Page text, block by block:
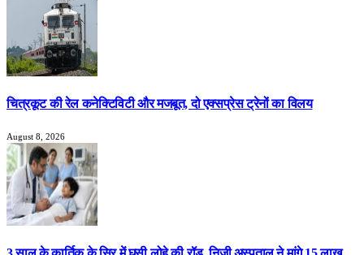
चित्रकूट की रेल कनेक्टिविटी और मजबूत, दो एक्सप्रेस ट्रेनों का विलय
August 8, 2026